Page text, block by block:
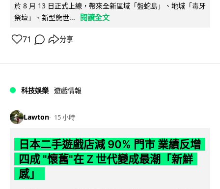
於 8 月 13 日正式上線，帶來全新區域「盤蛇島」、地城「毒牙
祭壇」、新型態世...
閱讀全文
71 分享
科技娛樂 遊戲情報
Lawton 15 小時
日本二手遊戲店減 90% 門市 業績反增
四成 "懷舊"在 Z 世代變成最潮「新鮮
感」